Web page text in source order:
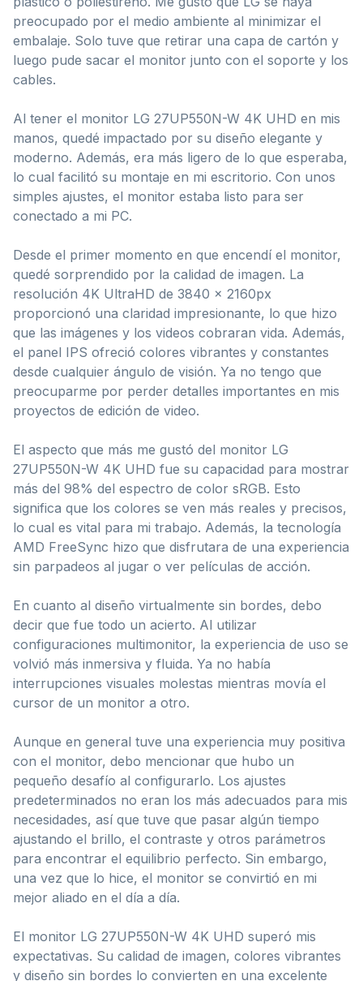
preocupado por el medio ambiente al minimizar el
embalaje. Solo tuve que retirar una capa de cartón y
luego pude sacar el monitor junto con el soporte y los
cables.
Al tener el monitor LG 27UP550N-W 4K UHD en mis
manos, quedé impactado por su diseño elegante y
moderno. Además, era más ligero de lo que esperaba,
lo cual facilitó su montaje en mi escritorio. Con unos
simples ajustes, el monitor estaba listo para ser
conectado a mi PC.
Desde el primer momento en que encendí el monitor,
quedé sorprendido por la calidad de imagen. La
resolución 4K UltraHD de 3840 x 2160px
proporcionó una claridad impresionante, lo que hizo
que las imágenes y los videos cobraran vida. Además,
el panel IPS ofreció colores vibrantes y constantes
desde cualquier ángulo de visión. Ya no tengo que
preocuparme por perder detalles importantes en mis
proyectos de edición de video.
El aspecto que más me gustó del monitor LG
27UP550N-W 4K UHD fue su capacidad para mostrar
más del 98% del espectro de color sRGB. Esto
significa que los colores se ven más reales y precisos,
lo cual es vital para mi trabajo. Además, la tecnología
AMD FreeSync hizo que disfrutara de una experiencia
sin parpadeos al jugar o ver películas de acción.
En cuanto al diseño virtualmente sin bordes, debo
decir que fue todo un acierto. Al utilizar
configuraciones multimonitor, la experiencia de uso se
volvió más inmersiva y fluida. Ya no había
interrupciones visuales molestas mientras movía el
cursor de un monitor a otro.
Aunque en general tuve una experiencia muy positiva
con el monitor, debo mencionar que hubo un
pequeño desafío al configurarlo. Los ajustes
predeterminados no eran los más adecuados para mis
necesidades, así que tuve que pasar algún tiempo
ajustando el brillo, el contraste y otros parámetros
para encontrar el equilibrio perfecto. Sin embargo,
una vez que lo hice, el monitor se convirtió en mi
mejor aliado en el día a día.
El monitor LG 27UP550N-W 4K UHD superó mis
expectativas. Su calidad de imagen, colores vibrantes
y diseño sin bordes lo convierten en una excelente